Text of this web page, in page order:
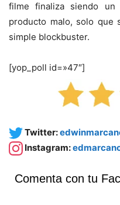
filme finaliza siendo
producto malo, solo que
simple blockbuster.
[yop_poll id=»47″]
Twitter:
Instagram:
Comenta con tu